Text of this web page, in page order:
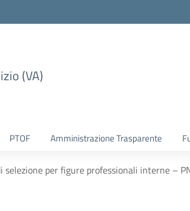
(VA)
PTOF Amministrazione Trasparente
selezione per figure professionali interne –